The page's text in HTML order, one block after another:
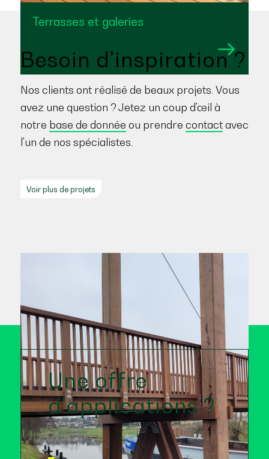
Terrasses et galeries
Besoin d'inspiration ?
Nos clients ont réalisé de beaux projets. Vous
avez une question ? Jetez un coup d'œil à
notre base de donnée ou prendre contactavec
l'un de nos spécialistes.
Voir plus de projets
Une offre
d'applications ?